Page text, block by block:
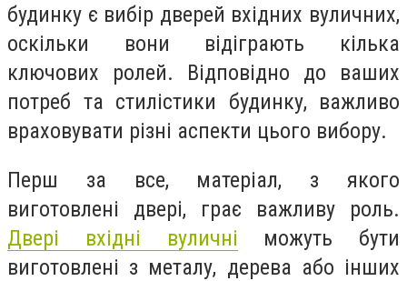
будинку є вибір дверей вхідних вуличних,
оскільки вони відіграють кілька
ключових ролей. Відповідно до ваших
потреб та стилістики будинку, важливо
враховувати різні аспекти цього вибору.
Перш за все, матеріал, з якого
виготовлені двері, грає важливу роль.
Двері вхідні вуличні можуть бути
виготовлені з металу, дерева або інших